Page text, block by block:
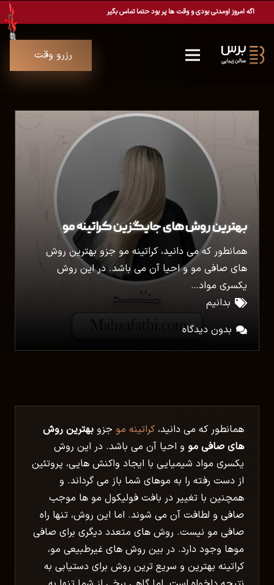
اگه امروز اومدنی بودی و وقت ها پر بود حتما تماس بگیر
رزرو وقت
بهترین روش های جایگزین کراتینه مو
همانطور که می دانید، کراتینه مو جزو بهترین روش
های صافی مو و احیا آن می باشد. در این روش
یکسری مواد…
بدانیم
بدون دیدگاه
همانطور که می دانید، کراتینه مو جزو بهترین روش
های صافی مو و احیا آن می باشد. در این روش
یکسری مواد شیمیایی با ایجاد واکنش هایی، پروتئین
از دست رفته را به موهای شما باز می گرداند. و
همچنین با تغییر در بافت فولیکول مو ها موجب
صافی و لطافت آن می شوند. اما این روش، تنها راه
صافی مو نیست. روش های متعدد دیگری برای صافی
موها وجود دارد. در بین روش های غیرطبیعی مو،
کراتینه بهترین و سریع ترین روش برای دستیابی به